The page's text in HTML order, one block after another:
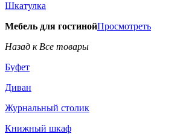
Шкатулка
Мебель для гостинойПросмотреть
Назад к Все товары
Буфет
Диван
Журнальный столик
Книжный шкаф